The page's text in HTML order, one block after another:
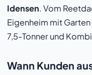
Idensen. Vom
Eigenheim mit
7,5-Tonner und
Wann Kunden